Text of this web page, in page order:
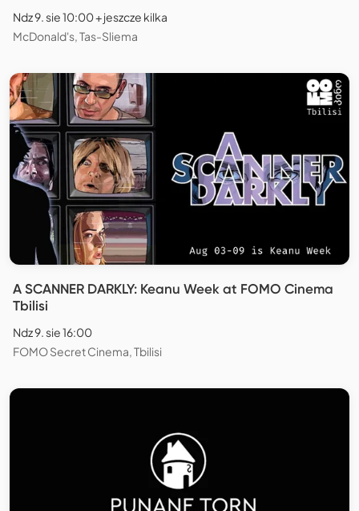
Ndz 9. sie 10:00 + jeszcze kilka
McDonald's, Tas-Sliema
A SCANNER DARKLY: Keanu Week at FOMO Cinema
Tbilisi
Ndz 9. sie 16:00
FOMO Secret Cinema, Tbilisi